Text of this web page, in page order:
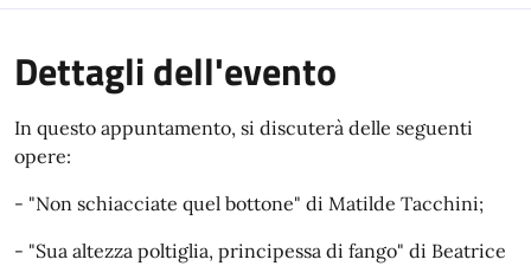
Dettagli dell'evento
In questo appuntamento, si discuterà delle seguenti
opere:
- "Non schiacciate quel bottone" di Matilde Tacchini;
- "Sua altezza poltiglia, principessa di fango" di Beatrice